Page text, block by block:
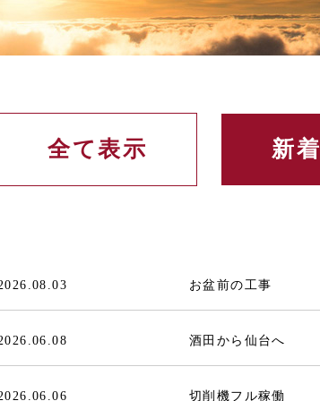
全て表示 新
お盆前の工事
酒田から仙台へ
切削機フル稼働